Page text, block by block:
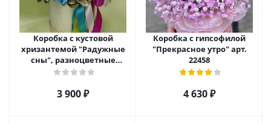
Коробка с кустовой
хризантемой "Радужные
сны", разноцветные
№22457
3 900₽
Коробка с гипсофилой
"Прекрасное утро" арт.
22458
4 630₽